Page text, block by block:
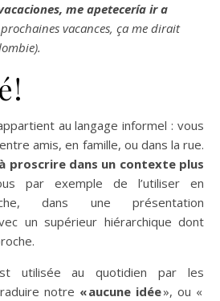
me apetecería ir a
vacances, ça me dirait
!
au langage informel : vous
amis, en famille, ou dans la rue.
proscrire dans un contexte plus
par exemple de l’utiliser en
dans une présentation
un supérieur hiérarchique dont
utilisée au quotidien par les
notre « aucune idée», ou «